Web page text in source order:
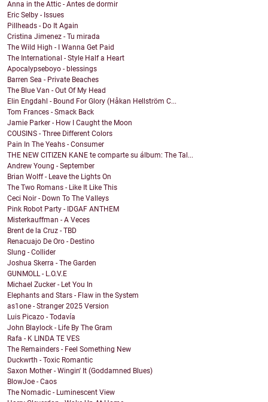
Anna in the Attic - Antes de dormir
Eric Selby - Issues
Pillheads - Do It Again
Cristina Jimenez - Tu mirada
The Wild High - I Wanna Get Paid
The International - Style Half a Heart
Apocalypseboyo - blessings
Barren Sea - Private Beaches
The Blue Van - Out Of My Head
Elin Engdahl - Bound For Glory (Håkan Hellström C...
Tom Frances - Smack Back
Jamie Parker - How I Caught the Moon
COUSINS - Three Different Colors
Pain In The Yeahs - Consumer
THE NEW CITIZEN KANE te comparte su álbum: The Tal...
Andrew Young - September
Brian Wolff - Leave the Lights On
The Two Romans - Like It Like This
Ceci Noir - Down To The Valleys
Pink Robot Party - IDGAF ANTHEM
Misterkauffman - A Veces
Brent de la Cruz - TBD
Renacuajo De Oro - Destino
Slung - Collider
Joshua Skerra - The Garden
GUNMOLL - L.O.V.E
Michael Zucker - Let You In
Elephants and Stars - Flaw in the System
as1one - Stranger 2025 Version
Luis Picazo - Todavía
John Blaylock - Life By The Gram
Rafa - K LINDA TE VES
The Remainders - Feel Something New
Duckwrth - Toxic Romantic
Saxon Mother - Wingin' It (Goddamned Blues)
BlowJoe - Caos
The Nomadic - Luminescent View